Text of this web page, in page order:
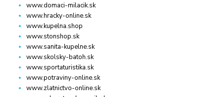
www.domaci-milacik.sk
www.hracky-online.sk
www.kupelna.shop
www.stonshop.sk
www.sanita-kupelne.sk
www.skolsky-batoh.sk
www.sportaturistika.sk
www.potraviny-online.sk
www.zlatnictvo-online.sk